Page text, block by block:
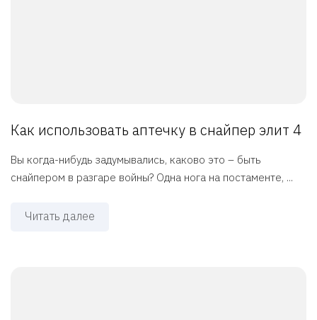
Как использовать аптечку в снайпер элит 4
Вы когда-нибудь задумывались, каково это – быть
снайпером в разгаре войны? Одна нога на постаменте, ...
Читать далее